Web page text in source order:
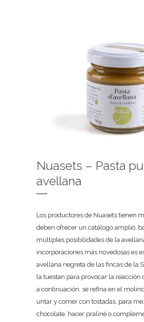
Nuasets – Pasta
avellana
Los productores de Nuasets tienen
deben ofrecer un catálogo amplio,
múltiples posibilidades de la
incorporaciones más novedosas es
avellana negreta de las fincas de la
la tuestan para provocar la reacción
a continuación, se refina en el
untar y comer con tostadas, para
chocolate, hacer praliné o